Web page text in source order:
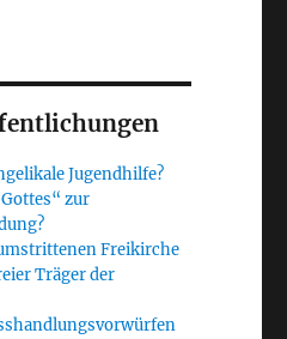
Jugendhilfe?
zur
Freikirche
Träger der